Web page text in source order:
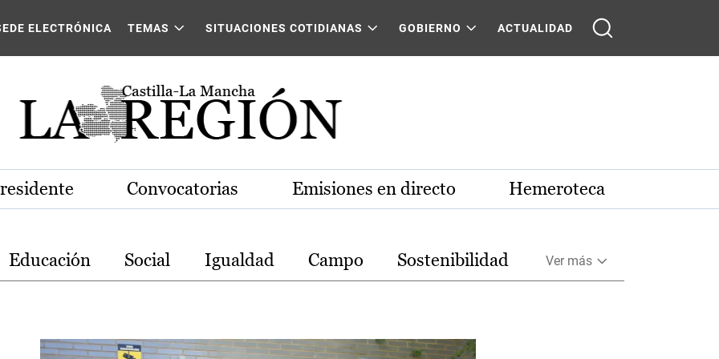
La Mancha
ELECTRÓNICA TEMAS SITUACIONES COTIDIANAS GOBIERNO ACTUALIDAD
Convocatorias Emisiones en directo Hemeroteca
Educación Social Igualdad Campo Sostenibilidad Ver más